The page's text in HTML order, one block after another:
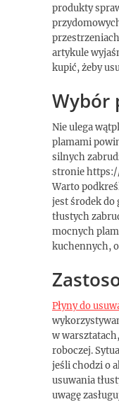
produkty
artykule
kupić, żeby
Wybór
Nie ulega
plamami
silnych
stronie
Warto
jest środek do
tłustych
mocnych
kuchennych,
Płyny do
w
roboczej.
jeśli chodzi o
usuwania
uwagę